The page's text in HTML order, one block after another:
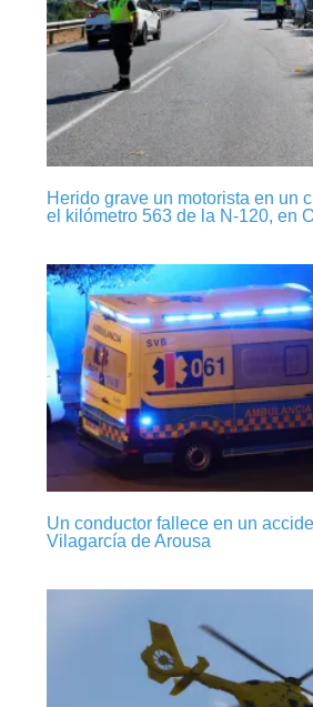
Herido grave un motorista en un
el kilómetro 563 de la N-120, en
Un conductor fallece en un
Vilagarcía de Arousa